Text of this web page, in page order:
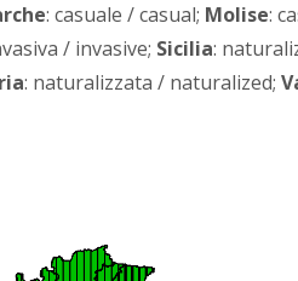
: casuale / casual; Molise:
/ invasive; Sicilia:
: naturalizzata / naturalized;